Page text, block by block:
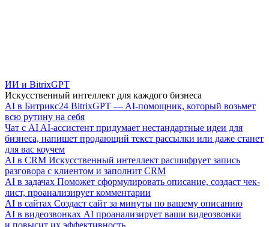
ИИ и BitrixGPT
Искусственный интеллект для каждого бизнеса
AI в Битрикс24 BitrixGPT — AI-помощник, который возьмет
всю рутину на себя
Чат с AI AI-ассистент придумает нестандартные идеи для
бизнеса, напишет продающий текст рассылки или даже станет
для вас коучем
AI в CRM Искусственный интеллект расшифрует запись
разговора с клиентом и заполнит CRM
AI в задачах Поможет сформулировать описание, создаст чек-
лист, проанализирует комментарии
AI в сайтах Создаст сайт за минуты по вашему описанию
AI в видеозвонках AI проанализирует ваши видеозвонки